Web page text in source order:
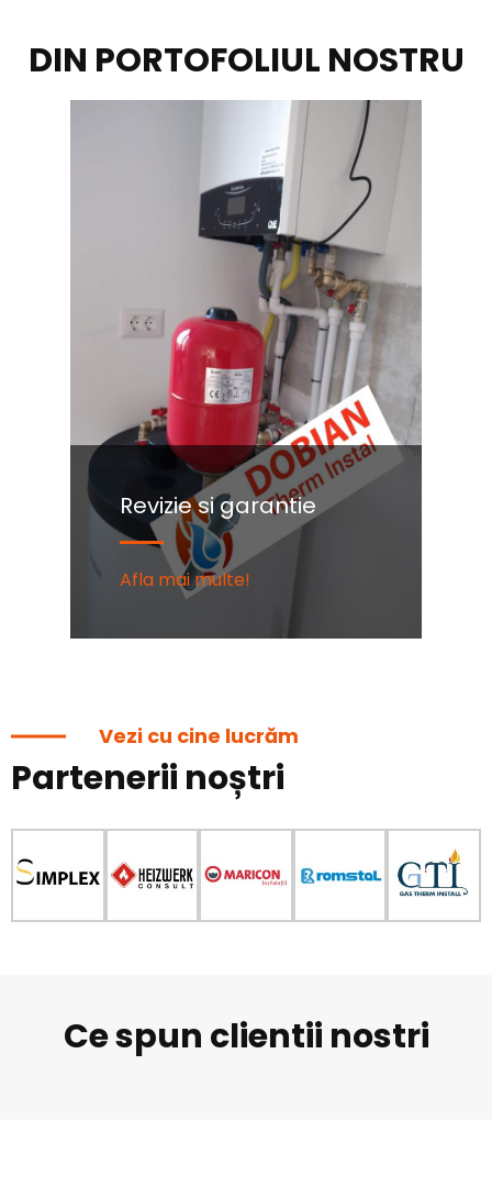
DIN PORTOFOLIUL NOSTRU
Revizie si garantie
Afla mai multe!
Vezi cu cine lucrăm
Partenerii noștri
Ce spun clientii nostri